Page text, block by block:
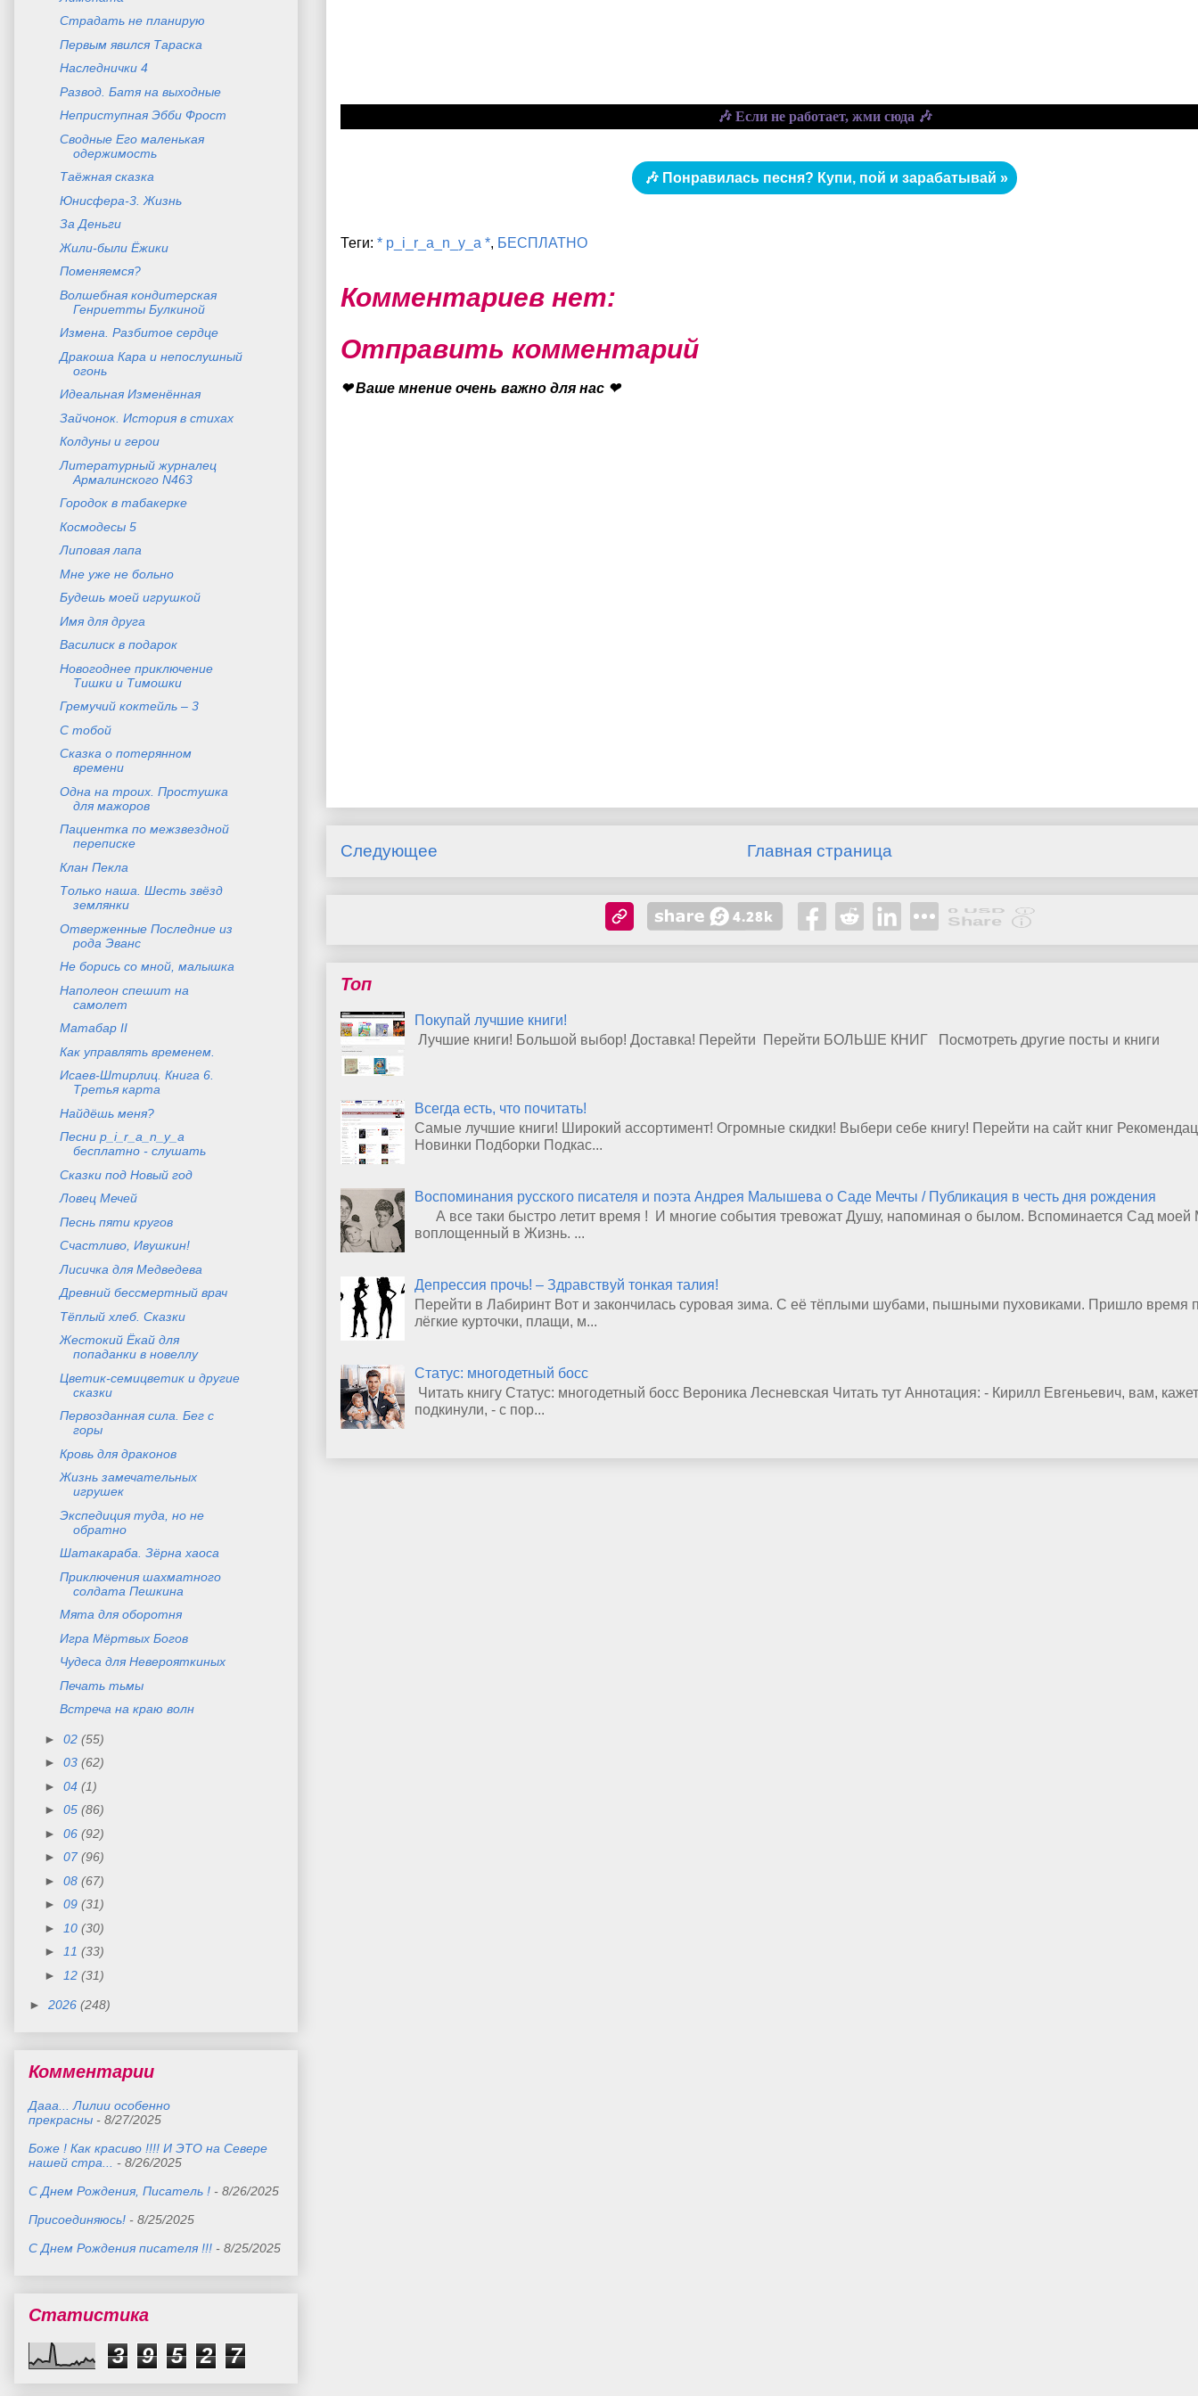
🎶 Понравилась песня? Купи, пой и зарабатывай »
Теги: * p_i_r_a_n_y_a *, БЕСПЛАТНО
Комментариев нет:
Отправить комментарий
❤ Ваше мнение очень важно для нас ❤
Следующее Главная страница
Share
Reward
0 USD
Топ
Покупай лучшие книги!
Лучшие книги! Большой выбор! Доставка! Перейти Перейти БОЛЬШЕ КНИГ Посмотреть другие посты и книги
Всегда есть, что почитать!
Самые лучшие книги! Широкий ассортимент! Огромные скидки! Выбери себе книгу! Перейти на сайт книг
Новинки Подборки Подкас...
Воспоминания русского писателя и поэта Андрея Малышева о Саде Мечты / Публикация в честь дня рождения
А все таки быстро летит время ! И многие события тревожат Душу, напоминая о былом. Вспоминается Сад моей
воплощенный в Жизнь. ...
Депрессия прочь! – Здравствуй тонкая талия!
Перейти в Лабиринт Вот и закончилась суровая зима. С её тёплыми шубами, пышными пуховиками. Пришло время
лёгкие курточки, плащи, м...
Статус: многодетный босс
Читать книгу Статус: многодетный босс Вероника Лесневская Читать тут Аннотация: - Кирилл Евгеньевич, вам,
подкинули, - с пор...
Страдать не планирую
Первым явился Тараска
Наследнички 4
Развод. Батя на выходные
Неприступная Эбби Фрост
Сводные Его маленькая
одержимость
Таёжная сказка
Юнисфера-3. Жизнь
За Деньги
Жили-были Ёжики
Поменяемся?
Волшебная кондитерская
Генриетты Булкиной
Измена. Разбитое сердце
Дракоша Кара и непослушный
огонь
Идеальная Изменённая
Зайчонок. История в стихах
Колдуны и герои
Литературный журналец
Армалинского N463
Городок в табакерке
Космодесы 5
Липовая лапа
Мне уже не больно
Будешь моей игрушкой
Имя для друга
Василиск в подарок
Новогоднее приключение
Тишки и Тимошки
Гремучий коктейль – 3
С тобой
Сказка о потерянном
времени
Одна на троих. Простушка
для мажоров
Пациентка по межзвездной
переписке
Клан Пекла
Только наша. Шесть звёзд
землянки
Отверженные Последние из
рода Эванс
Не борись со мной, малышка
Наполеон спешит на
самолет
Матабар II
Как управлять временем.
Исаев-Штирлиц. Книга 6.
Третья карта
Найдёшь меня?
Песни p_i_r_a_n_y_a
бесплатно - слушать
Сказки под Новый год
Ловец Мечей
Песнь пяти кругов
Счастливо, Ивушкин!
Лисичка для Медведева
Древний бессмертный врач
Тёплый хлеб. Сказки
Жестокий Ёкай для
попаданки в новеллу
Цветик-семицветик и другие
сказки
Первозданная сила. Бег с
горы
Кровь для драконов
Жизнь замечательных
игрушек
Экспедиция туда, но не
обратно
Шатакараба. Зёрна хаоса
Приключения шахматного
солдата Пешкина
Мята для оборотня
Игра Мёртвых Богов
Чудеса для Неверояткиных
Печать тьмы
Встреча на краю волн
► 02 (55)
► 03 (62)
► 04 (1)
► 05 (86)
► 06 (92)
► 07 (96)
► 08 (67)
► 09 (31)
►
10 (30)
►
11 (33)
►
12 (31)
► 2026 (248)
Комментарии
Дааа... Лилии особенно
прекрасны - 8/27/2025
Боже ! Как красиво !!!! И ЭТО на Севере
нашей стра...
- 8/26/2025
С Днем Рождения, Писатель ! - 8/26/2025
Присоединяюсь! - 8/25/2025
С Днем Рождения писателя !!! - 8/25/2025
Статистика
3 9 5 2 7